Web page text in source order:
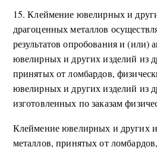
15. Клеймение ювелирных и
драгоценных металлов
результатов опробования и (или)
ювелирных и других изделий из
принятых от ломбардов,
ювелирных и других изделий из
изготовленных по заказам
Клеймение ювелирных и других
металлов, принятых от